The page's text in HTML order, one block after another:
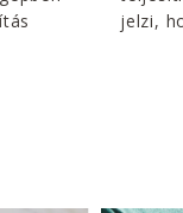
jelzi,